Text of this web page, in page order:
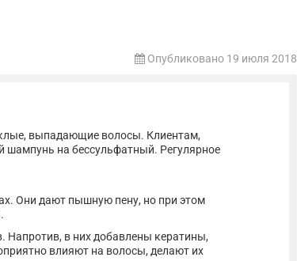
Опубликовано 19 июля 2018
выпадающие волосы. Клиентам,
шампунь на бессульфатный. Регулярное
Они дают пышную пену, но при этом
Напротив, в них добавлены кератины,
влияют на волосы, делают их